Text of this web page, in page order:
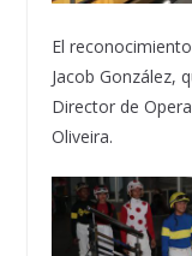
El
Jacob González,
Director de
Oliveira.